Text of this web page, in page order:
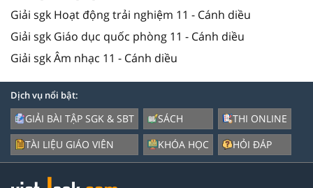
Giải sgk Hoạt động trải nghiệm 11 - Cánh diều
Giải sgk Giáo dục quốc phòng 11 - Cánh diều
Giải sgk Âm nhạc 11 - Cánh diều
Dịch vụ nổi bật:
GIẢI BÀI TẬP SGK & SBT
TÀI LIỆU GIÁO VIÊN
SÁCH
KHÓA HỌC
THI ONLINE
HỎI ĐÁP